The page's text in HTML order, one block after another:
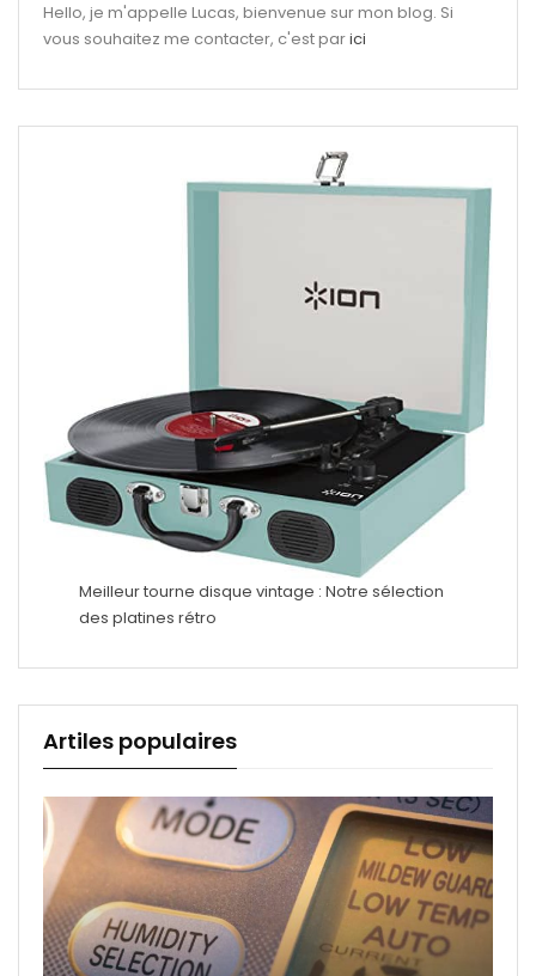
Hello, je m'appelle Lucas, bienvenue sur mon blog. Si
vous souhaitez me contacter, c'est parici
Meilleur tourne disque vintage : Notre sélection
des platines rétro
Artiles populaires